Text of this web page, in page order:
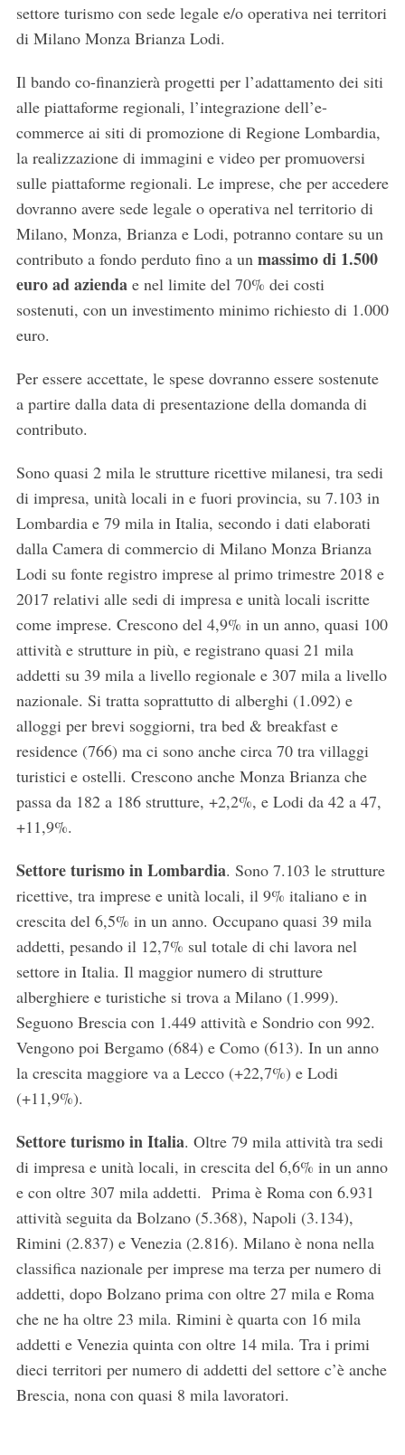
settore turismo con sede legale e/o operativa nei territori
di Milano Monza Brianza Lodi.
Il bando co-finanzierà progetti per l’adattamento dei siti
alle piattaforme regionali, l’integrazione dell’e-
commerce ai siti di promozione di Regione Lombardia,
la realizzazione di immagini e video per promuoversi
sulle piattaforme regionali. Le imprese, che per accedere
dovranno avere sede legale o operativa nel territorio di
Milano, Monza, Brianza e Lodi, potranno contare su un
contributo a fondo perduto fino a un massimo di 1.500
euro ad azienda e nel limite del 70% dei costi
sostenuti, con un investimento minimo richiesto di 1.000
euro.
Per essere accettate, le spese dovranno essere sostenute
a partire dalla data di presentazione della domanda di
contributo.
Sono quasi 2 mila le strutture ricettive milanesi, tra sedi
di impresa, unità locali in e fuori provincia, su 7.103 in
Lombardia e 79 mila in Italia, secondo i dati elaborati
dalla Camera di commercio di Milano Monza Brianza
Lodi su fonte registro imprese al primo trimestre 2018 e
2017 relativi alle sedi di impresa e unità locali iscritte
come imprese. Crescono del 4,9% in un anno, quasi 100
attività e strutture in più, e registrano quasi 21 mila
addetti su 39 mila a livello regionale e 307 mila a livello
nazionale. Si tratta soprattutto di alberghi (1.092) e
alloggi per brevi soggiorni, tra bed & breakfast e
residence (766) ma ci sono anche circa 70 tra villaggi
turistici e ostelli. Crescono anche Monza Brianza che
passa da 182 a 186 strutture, +2,2%, e Lodi da 42 a 47,
+11,9%.
Settore turismo in Lombardia. Sono 7.103 le strutture
ricettive, tra imprese e unità locali, il 9% italiano e in
crescita del 6,5% in un anno. Occupano quasi 39 mila
addetti, pesando il 12,7% sul totale di chi lavora nel
settore in Italia. Il maggior numero di strutture
alberghiere e turistiche si trova a Milano (1.999).
Seguono Brescia con 1.449 attività e Sondrio con 992.
Vengono poi Bergamo (684) e Como (613). In un anno
la crescita maggiore va a Lecco (+22,7%) e Lodi
(+11,9%).
Settore turismo in Italia. Oltre 79 mila attività tra sedi
di impresa e unità locali, in crescita del 6,6% in un anno
e con oltre 307 mila addetti. Prima è Roma con 6.931
attività seguita da Bolzano (5.368), Napoli (3.134),
Rimini (2.837) e Venezia (2.816). Milano è nona nella
classifica nazionale per imprese ma terza per numero di
addetti, dopo Bolzano prima con oltre 27 mila e Roma
che ne ha oltre 23 mila. Rimini è quarta con 16 mila
addetti e Venezia quinta con oltre 14 mila. Tra i primi
dieci territori per numero di addetti del settore c’è anche
Brescia, nona con quasi 8 mila lavoratori.
S
a
r
h
f
o
: